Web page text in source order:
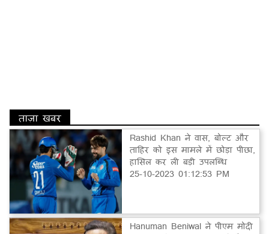
ताज़ा खबर
Rashid Khan ने वास, बोल्ट और
ताहिर को इस मामले में छोड़ा पीछा,
हासिल कर ली बड़ी उपलब्धि
25-10-2023 01:12:53 PM
Hanuman Beniwal ने पीएम मोदी